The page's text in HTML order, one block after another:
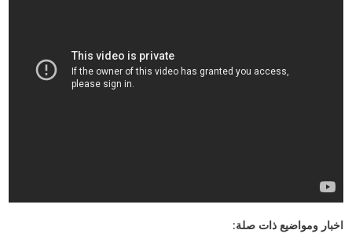
اخبار ومواضيع ذات صلة: